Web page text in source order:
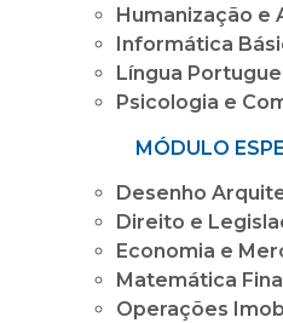
Humanização e
Informática
Língua
Psicologia e
MÓDULO
Desenho
Direito e
Economia e
Matemática
Operações